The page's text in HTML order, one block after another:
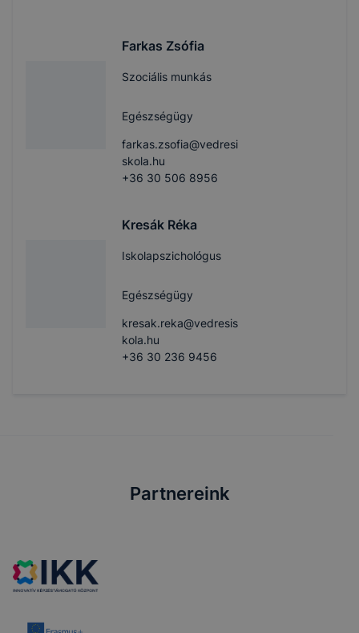
Farkas Zsófia
Szociális munkás
Egészségügy
farkas.zsofia@vedresi
skola.hu
+36 30 506 8956
Kresák Réka
Iskolapszichológus
Egészségügy
kresak.reka@vedresis
kola.hu
+36 30 236 9456
Partnereink